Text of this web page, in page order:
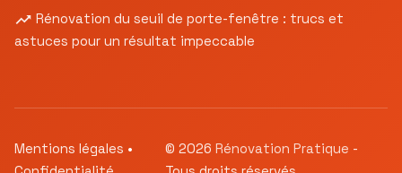
Rénovation du seuil de porte-fenêtre : trucs et
astuces pour un résultat impeccable
Mentions légales •
© 2026 Rénovation Pratique -